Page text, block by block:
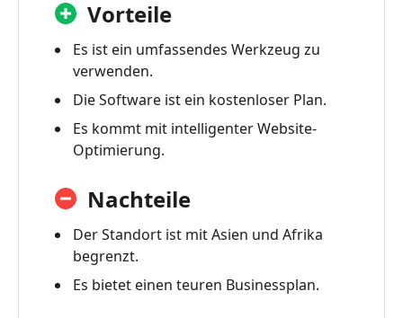
Vorteile
Es ist ein umfassendes Werkzeug zu
verwenden.
Die Software ist ein kostenloser Plan.
Es kommt mit intelligenter Website-
Optimierung.
Nachteile
Der Standort ist mit Asien und Afrika
begrenzt.
Es bietet einen teuren Businessplan.